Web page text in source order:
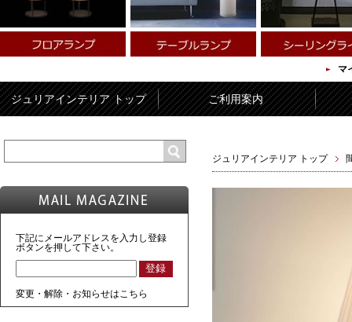
マ
ジュリアインテリア トップ ご利用案内
ジュリアインテリア トップ
下記にメールアドレスを入力し登録
ボタンを押して下さい。
変更・解除・お知らせはこちら